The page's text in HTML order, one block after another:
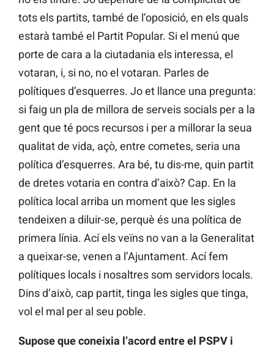
tots els partits, també de l’oposició, en els quals
estarà també el Partit Popular. Si el menú que
porte de cara a la ciutadania els interessa, el
votaran, i, si no, no el votaran. Parles de
polítiques d’esquerres. Jo et llance una pregunta:
si faig un pla de millora de serveis socials per a la
gent que té pocs recursos i per a millorar la seua
qualitat de vida, açò, entre cometes, seria una
política d’esquerres. Ara bé, tu dis-me, quin partit
de dretes votaria en contra d’això? Cap. En la
política local arriba un moment que les sigles
tendeixen a diluir-se, perquè és una política de
primera línia. Ací els veïns no van a la Generalitat
a queixar-se, venen a l’Ajuntament. Ací fem
polítiques locals i nosaltres som servidors locals.
Dins d’això, cap partit, tinga les sigles que tinga,
vol el mal per al seu poble.
Supose que coneixia l’acord entre el PSPV i